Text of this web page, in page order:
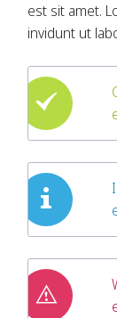
est sit amet.
invidunt ut